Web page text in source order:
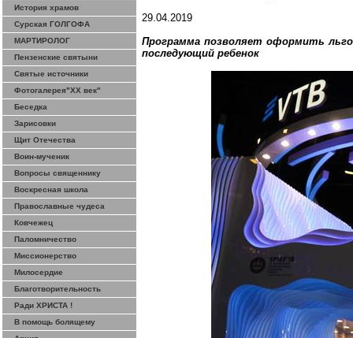
История храмов
Сурская ГОЛГОФА
МАРТИРОЛОГ
Пензенские святыни
Святые источники
Фотогалерея"ХХ век"
Беседка
Зарисовки
Щит Отечества
Воин-мученик
Вопросы священнику
Воскресная школа
Православные чудеса
Ковчежец
Паломничество
Миссионерство
Милосердие
Благотворительность
Ради ХРИСТА !
В помощь болящему
29.04.2019
Программа позволяет оформить
последующий ребенок